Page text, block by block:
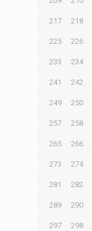
217 218
225 226
233 234
241 242
249 250
257 258
265 266
273 274
281 282
289 290
297 298